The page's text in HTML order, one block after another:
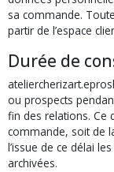
sa commande.
partir de l’espace
Durée de
ou prospects
fin des relations. Ce
commande, soit de
l’issue de ce délai
archivées.